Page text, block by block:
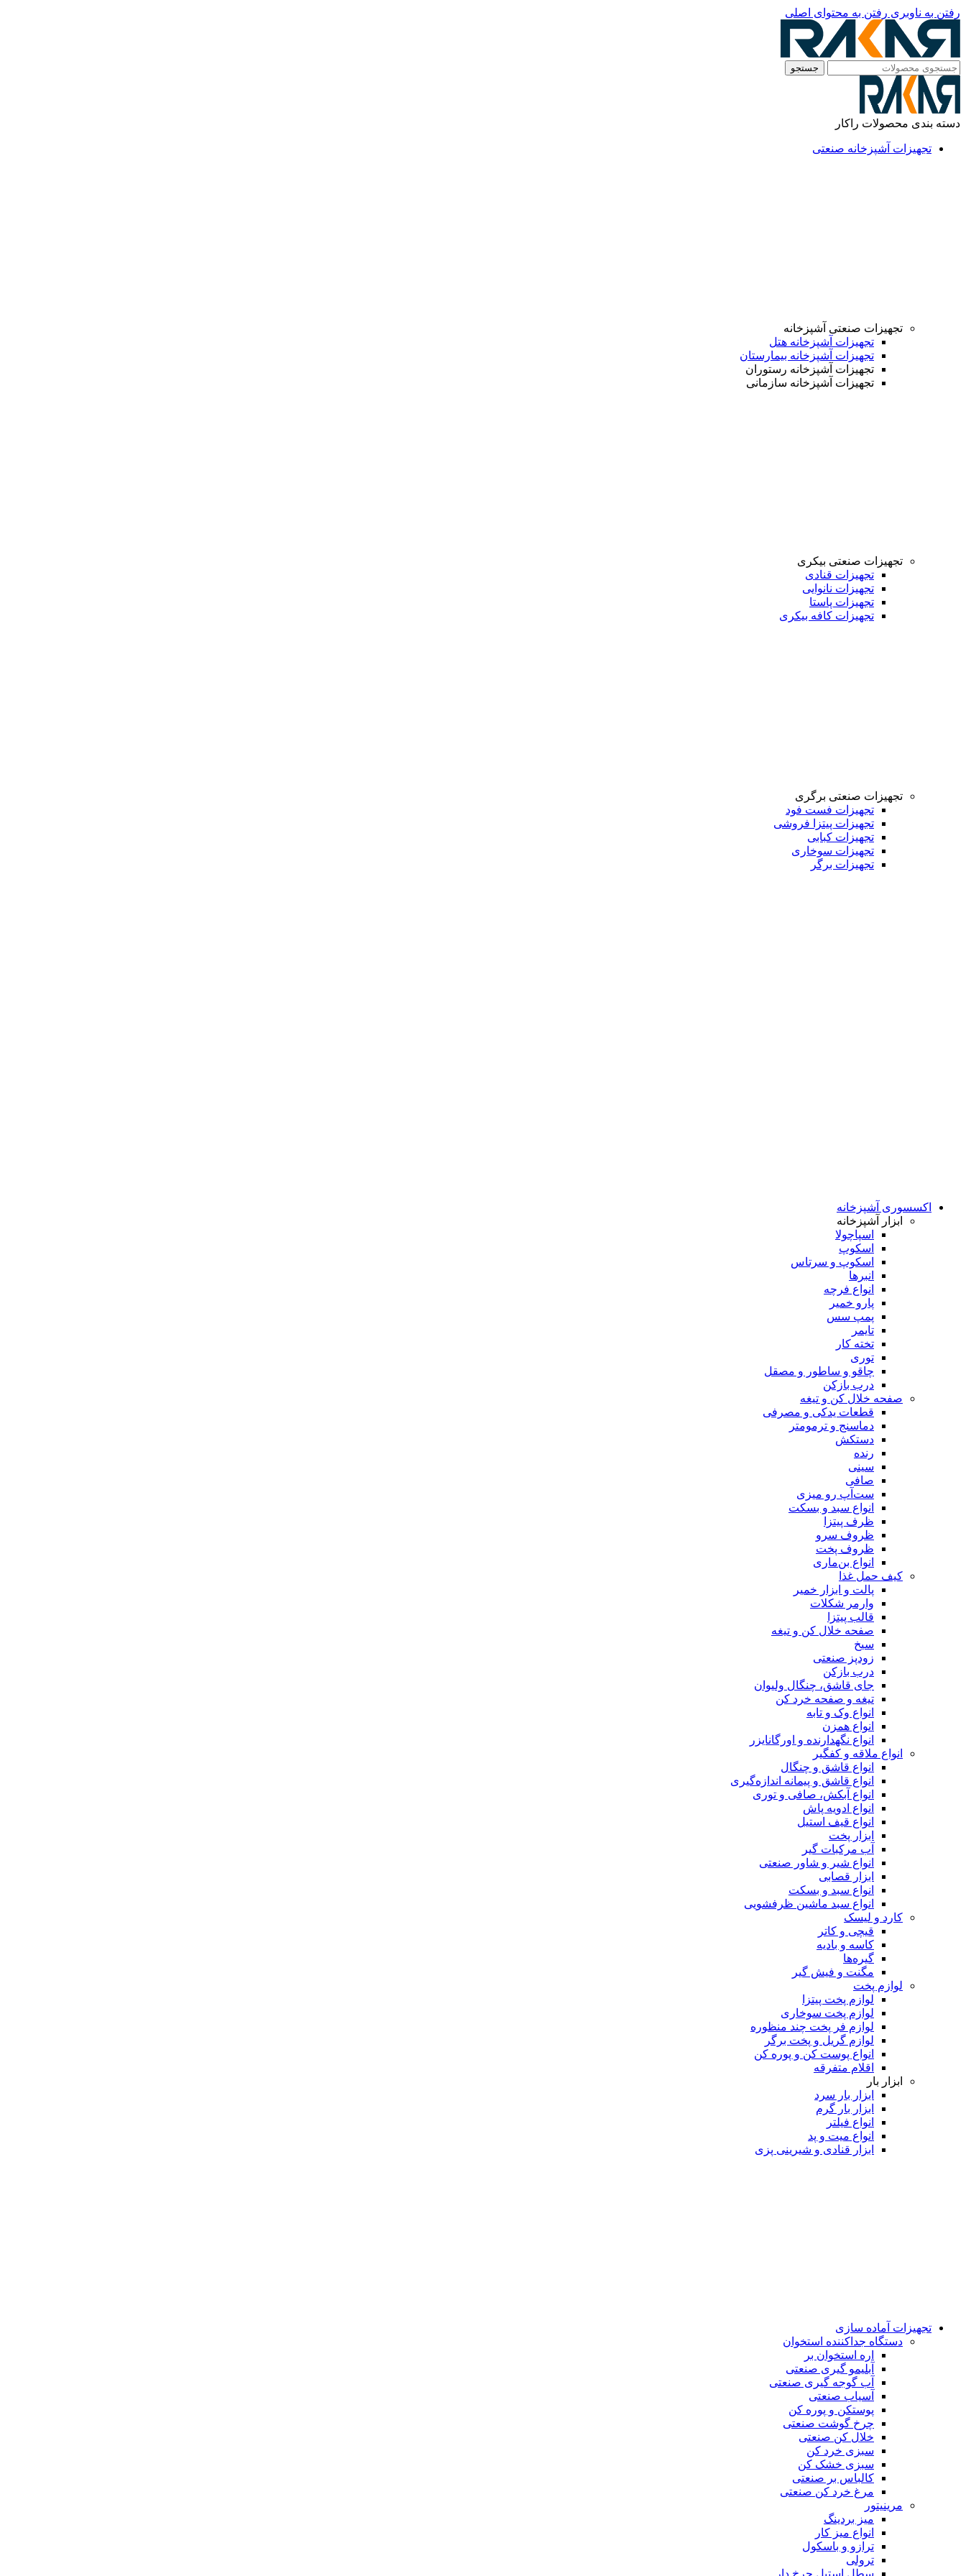
رفتن به ناوبری رفتن به محتوای اصلی
جستجو
دسته بندی محصولات راکار
تجهیزات آشپزخانه صنعتی
تجهیزات صنعتی آشپزخانه
تجهیزات آشپزخانه هتل
تجهیزات آشپزخانه بیمارستان
تجهیزات آشپزخانه رستوران
تجهیزات آشپزخانه سازمانی
تجهیزات صنعتی بیکری
تجهیزات قنادی
تجهیزات نانوایی
تجهیزات پاستا
تجهیزات کافه بیکری
تجهیزات صنعتی برگری
تجهیزات فست فود
تجهیزات پیتزا فروشی
تجهیزات کبابی
تجهیزات سوخاری
تجهیزات برگر
اکسسوری آشپزخانه
ابزار آشپزخانه
اسپاچولا
اسکوپ
اسکوپ و سرتاس
انبرها
انواع فرچه
پارو خمیر
پمپ سس
تایمر
تخته کار
توری
چاقو و ساطور و مصقل
درب بازکن
صفحه خلال کن و تیغه
قطعات یدکی و مصرفی
دماسنج و ترمومتر
دستکش
رنده
سینی
صافی
ست‌آپ رو میزی
انواع سبد و بسکت
ظرف پیتزا
ظروف سرو
ظروف پخت
انواع بن‌ماری
کیف حمل غذا
پالت و ابزار خمیر
وارمر شکلات
قالب پیتزا
صفحه خلال کن و تیغه
سیخ
زودپز صنعتی
درب بازکن
جای قاشق، چنگال ولیوان
تیغه و صفحه خرد کن
انواع وک و تابه
انواع همزن
انواع نگهدارنده و اورگانایزر
انواع ملاقه و کفگیر
انواع قاشق و چنگال
انواع قاشق و پیمانه اندازه‌گیری
انواع آبکش، صافی و توری
انواع ادویه پاش
انواع قیف استیل
ابزار پخت
آب مرکبات گیر
انواع شیر و شاور صنعتی
ابزار قصابی
انواع سبد و بسکت
انواع سبد ماشین ظرفشویی
کارد و لیسک
قیچی و کاتر
کاسه و بادیه
گیره‌ها
مگنت و فیش گیر
لوازم پخت
لوازم پخت پیتزا
لوازم پخت سوخاری
لوازم فر پخت چند منظوره
لوازم گریل و پخت برگر
انواع پوست کن و پوره کن
اقلام متفرقه
ابزار بار
ابزار بار سرد
ابزار بار گرم
انواع فیلتر
انواع میت و پد
ابزار قنادی و شیرینی پزی
تجهیزات آماده سازی
دستگاه جداکننده استخوان
اره استخوان بر
آبلیمو گیری صنعتی
آب گوجه گیری صنعتی
آسیاب صنعتی
پوستکن و پوره کن
چرخ گوشت صنعتی
خلال کن صنعتی
سبزی خرد کن
سبزی خشک کن
کالباس بر صنعتی
مرغ خرد کن صنعتی
مرینیتور
میز بردینگ
انواع میز کار
ترازو و باسکول
ترولی
سطل استیل چرخ دار